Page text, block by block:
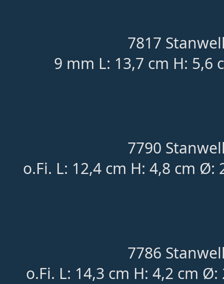
7817
9 mm L: 13,7 cm H: 5,6
7790
o.Fi. L: 12,4 cm H: 4,8 cm
7786
o.Fi. L: 14,3 cm H: 4,2 cm